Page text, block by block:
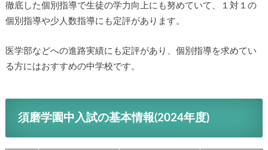
徹底した個別指導で生徒の学力向上にも努めていて、１対１の
個別指導や少人数指導にも定評があります。
医学部などへの進路実績にも定評があり、個別指導を求めてい
る方にはおすすめの中学校です。
須磨学園中入試の基本情報(2024年度)